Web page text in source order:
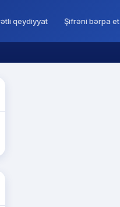
qeydiyyat Şifrəni bərpa et